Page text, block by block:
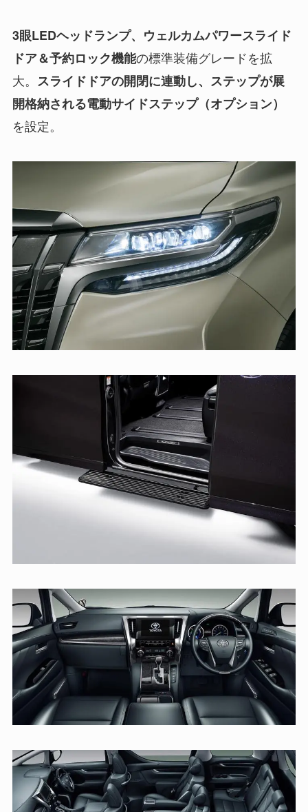
3眼LEDヘッドランプ、ウェルカムパワースライド
ドア＆予約ロック機能の標準装備グレードを拡
大。 スライドドアの開閉に連動し、ステップが展
開格納される電動サイドステップ（オプション）
を設定。